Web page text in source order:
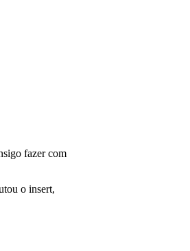
fazer com
o insert,